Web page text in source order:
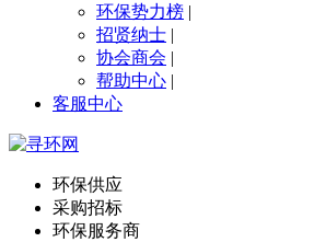
环保势力榜 |
招贤纳士 |
协会商会 |
帮助中心 |
客服中心
环保供应
采购招标
环保服务商